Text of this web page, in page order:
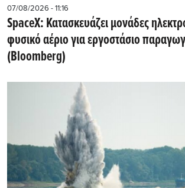
07/08/2026 - 11:16
SpaceX: Κατασκευάζει μονάδες
φυσικό αέριο για εργοστάσιο
(Bloomberg)